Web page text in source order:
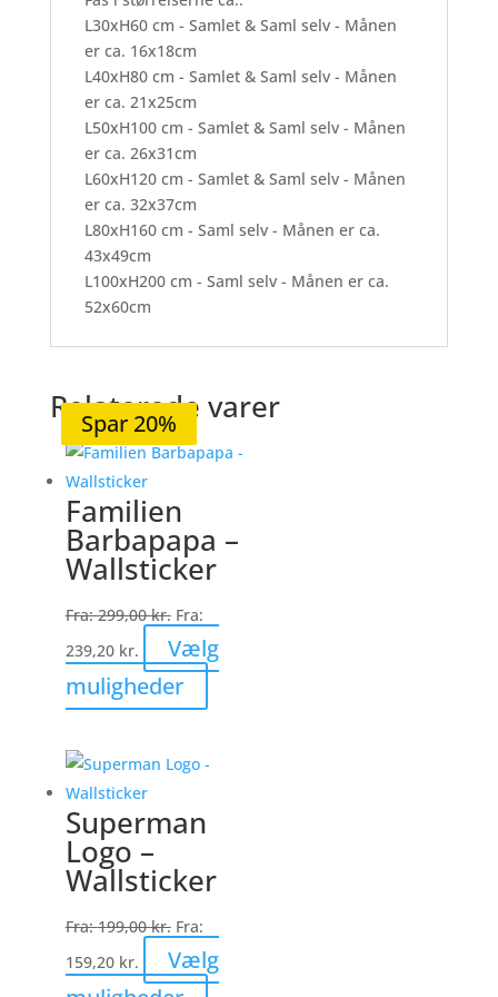
L30xH60 cm - Samlet & Saml selv - Månen
er ca. 16x18cm
L40xH80 cm - Samlet & Saml selv - Månen
er ca. 21x25cm
L50xH100 cm - Samlet & Saml selv - Månen
er ca. 26x31cm
L60xH120 cm - Samlet & Saml selv - Månen
er ca. 32x37cm
L80xH160 cm - Saml selv - Månen er ca.
43x49cm
L100xH200 cm - Saml selv - Månen er ca.
52x60cm
Relaterede varer
Spar 20%
Familien
Barbapapa –
Wallsticker
Fra:299,00kr. Fra:
239,20 kr.
Vælg
muligheder
vare
flere
vælges
varesiden
Spar 20%
Superman
Logo –
Wallsticker
Fra:199,00kr. Fra:
159,20 kr.
Vælg
Spar 20%
Spar 20%
Spar 20%